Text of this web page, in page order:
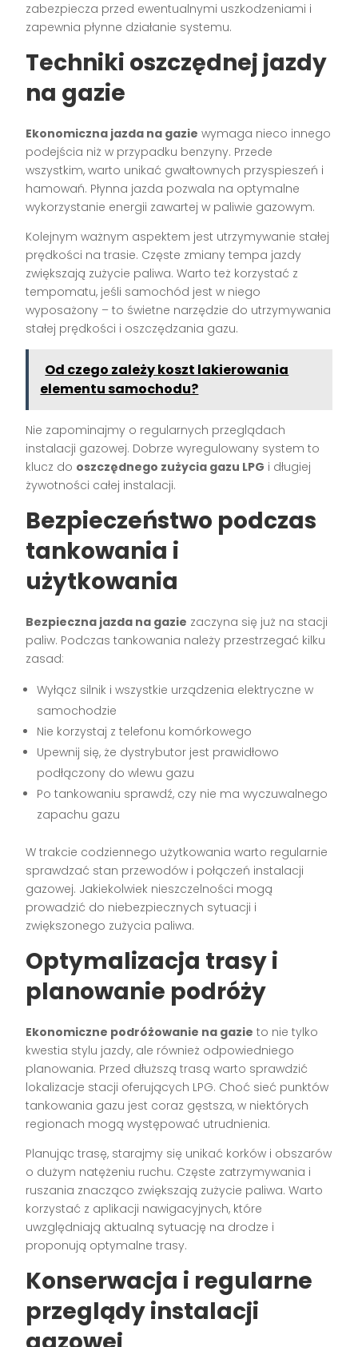
zabezpiecza przed ewentualnymi uszkodzeniami i
zapewnia płynne działanie systemu.
Techniki oszczędnej jazdy
na gazie
Ekonomiczna jazda na gazie wymaga nieco innego
podejścia niż w przypadku benzyny. Przede
wszystkim, warto unikać gwałtownych przyspieszeń i
hamowań. Płynna jazda pozwala na optymalne
wykorzystanie energii zawartej w paliwie gazowym.
Kolejnym ważnym aspektem jest utrzymywanie stałej
prędkości na trasie. Częste zmiany tempa jazdy
zwiększają zużycie paliwa. Warto też korzystać z
tempomatu, jeśli samochód jest w niego
wyposażony – to świetne narzędzie do utrzymywania
stałej prędkości i oszczędzania gazu.
Od czego zależy koszt lakierowania
elementu samochodu?
Nie zapominajmy o regularnych przeglądach
instalacji gazowej. Dobrze wyregulowany system to
klucz do oszczędnego zużycia gazu LPG i długiej
żywotności całej instalacji.
Bezpieczeństwo podczas
tankowania i
użytkowania
Bezpieczna jazda na gazie zaczyna się już na stacji
paliw. Podczas tankowania należy przestrzegać kilku
zasad:
Wyłącz silnik i wszystkie urządzenia elektryczne w
samochodzie
Nie korzystaj z telefonu komórkowego
Upewnij się, że dystrybutor jest prawidłowo
podłączony do wlewu gazu
Po tankowaniu sprawdź, czy nie ma wyczuwalnego
zapachu gazu
W trakcie codziennego użytkowania warto regularnie
sprawdzać stan przewodów i połączeń instalacji
gazowej. Jakiekolwiek nieszczelności mogą
prowadzić do niebezpiecznych sytuacji i
zwiększonego zużycia paliwa.
Optymalizacja trasy i
planowanie podróży
Ekonomiczne podróżowanie na gazie to nie tylko
kwestia stylu jazdy, ale również odpowiedniego
planowania. Przed dłuższą trasą warto sprawdzić
lokalizacje stacji oferujących LPG. Choć sieć punktów
tankowania gazu jest coraz gęstsza, w niektórych
regionach mogą występować utrudnienia.
Planując trasę, starajmy się unikać korków i obszarów
o dużym natężeniu ruchu. Częste zatrzymywania i
ruszania znacząco zwiększają zużycie paliwa. Warto
korzystać z aplikacji nawigacyjnych, które
uwzględniają aktualną sytuację na drodze i
proponują optymalne trasy.
Konserwacja i regularne
przeglądy instalacji